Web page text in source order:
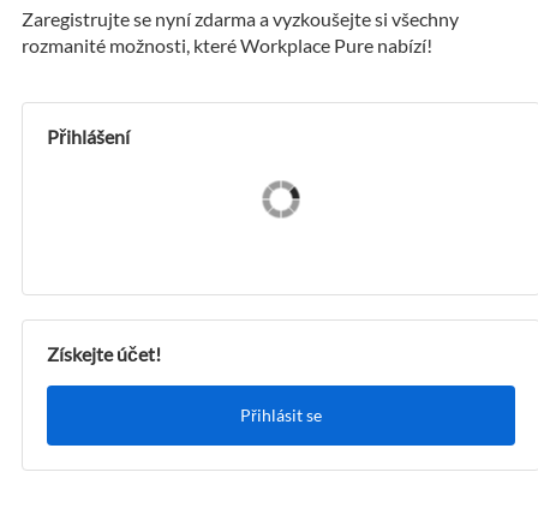
Zaregistrujte se nyní zdarma a vyzkoušejte si všechny
rozmanité možnosti, které Workplace Pure nabízí!
Přihlášení
Získejte účet!
Přihlásit se